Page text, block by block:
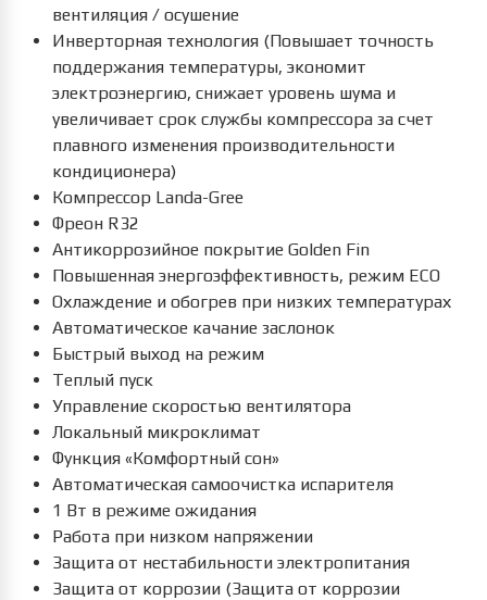
вентиляция / осушение
Инверторная технология (Повышает точность
поддержания температуры, экономит
электроэнергию, снижает уровень шума и
увеличивает срок службы компрессора за счет
плавного изменения производительности
кондиционера)
Компрессор Landa-Gree
Фреон R32
Антикоррозийное покрытие Golden Fin
Повышенная энергоэффективность, режим ECO
Охлаждение и обогрев при низких температурах
Автоматическое качание заслонок
Быстрый выход на режим
Теплый пуск
Управление скоростью вентилятора
Локальный микроклимат
Функция «Комфортный сон»
Автоматическая самоочистка испарителя
1 Вт в режиме ожидания
Работа при низком напряжении
Защита от нестабильности электропитания
Защита от коррозии (Защита от коррозии